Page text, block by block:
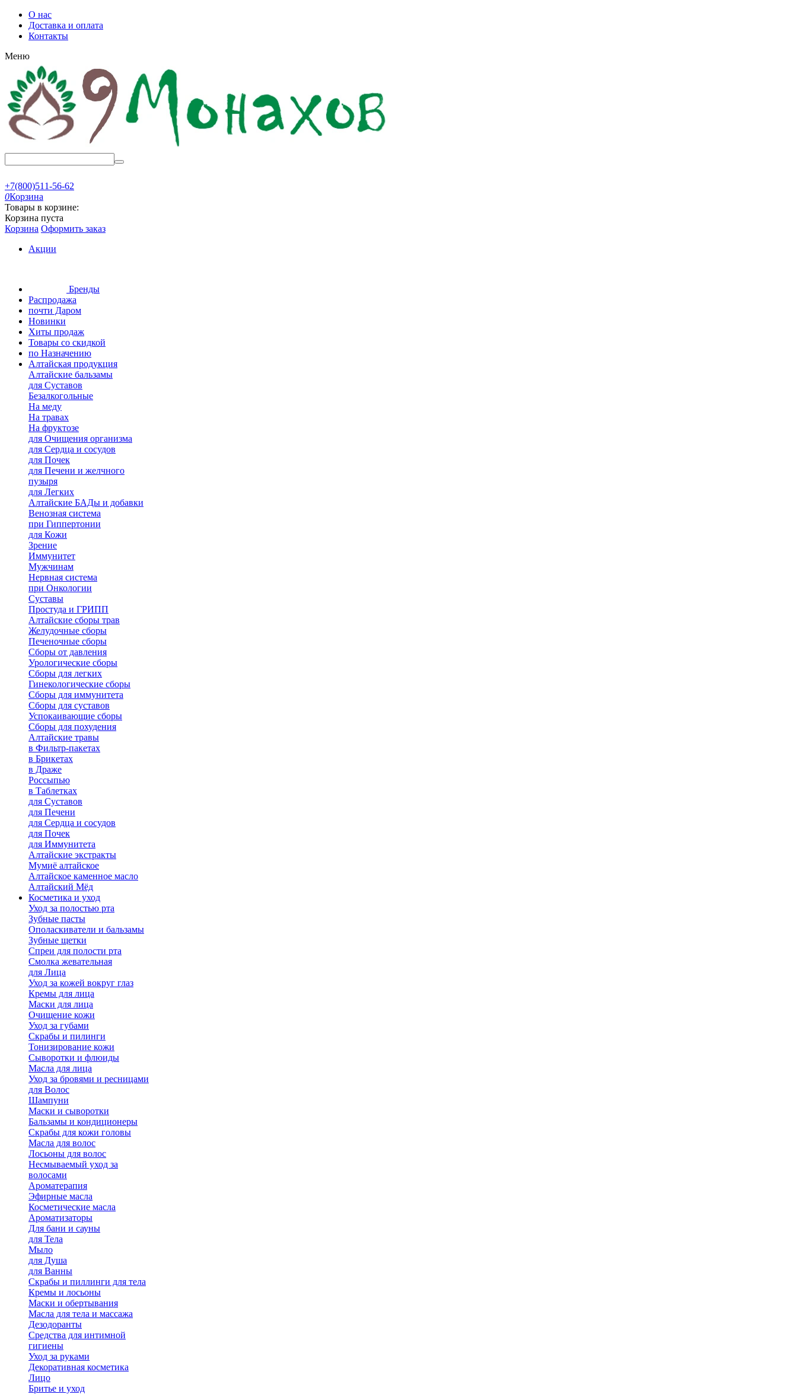
О нас
Доставка и оплата
Контакты
Меню
+7(800)511-56-62
0Корзина
Товары в корзине:
Корзина пуста
Корзина Оформить заказ
Акции
Бренды
Распродажа
почти Даром
Новинки
Хиты продаж
Товары со скидкой
по Назначению
Алтайская продукция
Алтайские бальзамы
для Суставов
Безалкогольные
На меду
На травах
На фруктозе
для Очищения организма
для Сердца и сосудов
для Почек
для Печени и желчного
пузыря
для Легких
Алтайские БАДы и добавки
Венозная система
при Гиппертонии
для Кожи
Зрение
Иммунитет
Мужчинам
Нервная система
при Онкологии
Суставы
Простуда и ГРИПП
Алтайские сборы трав
Желудочные сборы
Печеночные сборы
Сборы от давления
Урологические сборы
Сборы для легких
Гинекологические сборы
Сборы для иммунитета
Сборы для суставов
Успокаивающие сборы
Сборы для похудения
Алтайские травы
в Фильтр-пакетах
в Брикетах
в Драже
Россыпью
в Таблетках
для Cуставов
для Печени
для Сердца и сосудов
для Почек
для Иммунитета
Алтайские экстракты
Мумиё алтайское
Алтайское каменное масло
Алтайский Мёд
Косметика и уход
Уход за полостью рта
Зубные пасты
Ополаскиватели и бальзамы
Зубные щетки
Спреи для полости рта
Смолка жевательная
для Лица
Уход за кожей вокруг глаз
Кремы для лица
Маски для лица
Очищение кожи
Уход за губами
Скрабы и пилинги
Тонизирование кожи
Сыворотки и флюиды
Масла для лица
Уход за бровями и ресницами
для Волос
Шампуни
Маски и сыворотки
Бальзамы и кондиционеры
Скрабы для кожи головы
Масла для волос
Лосьоны для волос
Несмываемый уход за
волосами
Ароматерапия
Эфирные масла
Косметические масла
Ароматизаторы
Для бани и сауны
для Тела
Мыло
для Душа
для Ванны
Скрабы и пиллинги для тела
Кремы и лосьоны
Маски и обертывания
Масла для тела и массажа
Дезодоранты
Средства для интимной
гигиены
Уход за руками
Декоративная косметика
Лицо
Бритье и уход